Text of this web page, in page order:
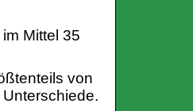
Mittel 35
von